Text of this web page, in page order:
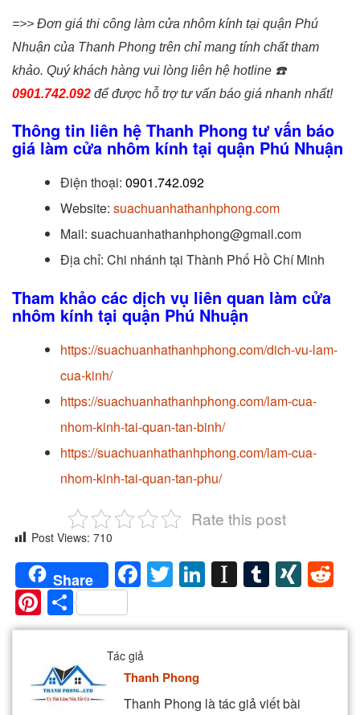
=>> Đơn giá thi công làm cửa nhôm kính tại quận Phú
Nhuận của Thanh Phong trên chỉ mang tính chất tham
khảo. Quý khách hàng vui lòng liên hệ hotline ☎️
0901.742.092 để được hỗ trợ tư vấn báo giá nhanh nhất!
Thông tin liên hệ Thanh Phong tư vấn báo
giá làm cửa nhôm kính tại quận Phú Nhuận
Điện thoại: 0901.742.092
Website: suachuanhathanhphong.com
Mail: suachuanhathanhphong@gmail.com
Địa chỉ: Chi nhánh tại Thành Phố Hồ Chí Minh
Tham khảo các dịch vụ liên quan làm cửa
nhôm kính tại quận Phú Nhuận
https://suachuanhathanhphong.com/dich-vu-lam-
cua-kinh/
https://suachuanhathanhphong.com/lam-cua-
nhom-kinh-tai-quan-tan-binh/
https://suachuanhathanhphong.com/lam-cua-
nhom-kinh-tai-quan-tan-phu/
Rate this post
Post Views: 710
Share Facebook
Twitter
LinkedIn
Instapaper
Tumblr
Pinterest
Share
Tác giả
Thanh Phong
Thanh Phong là tác giả viết bài